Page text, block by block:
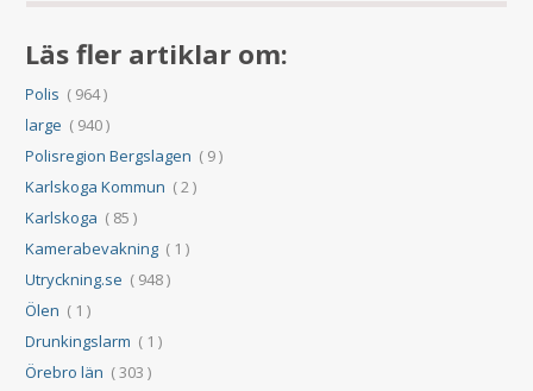
Läs fler artiklar om:
Polis ( 964 )
large ( 940 )
Polisregion Bergslagen ( 9 )
Karlskoga Kommun ( 2 )
Karlskoga ( 85 )
Kamerabevakning ( 1 )
Utryckning.se ( 948 )
Ölen ( 1 )
Drunkingslarm ( 1 )
Örebro län ( 303 )